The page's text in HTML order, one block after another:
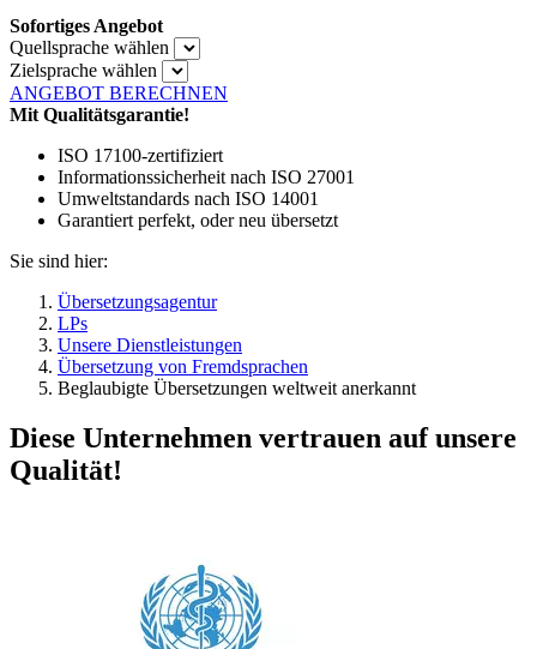
Sofortiges Angebot
Quellsprache wählen
Zielsprache wählen
ANGEBOT BERECHNEN
Mit Qualitätsgarantie!
ISO 17100-zertifiziert
Informationssicherheit nach ISO 27001
Umweltstandards nach ISO 14001
Garantiert perfekt, oder neu übersetzt
Sie sind hier:
Übersetzungsagentur
LPs
Unsere Dienstleistungen
Übersetzung von Fremdsprachen
Beglaubigte Übersetzungen weltweit anerkannt
Diese Unternehmen vertrauen auf unsere
Qualität!